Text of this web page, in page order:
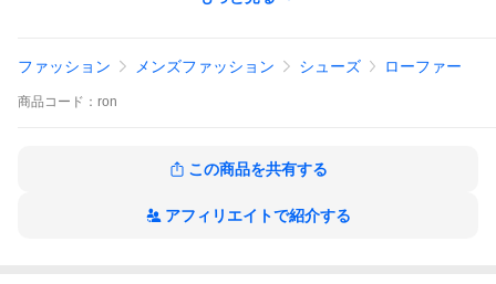
いてからご注文下さいませ。
ファッション メンズファッション シューズ ローファー
商品 コード： ron
この商品を共有する
アフィリエイトで紹介する